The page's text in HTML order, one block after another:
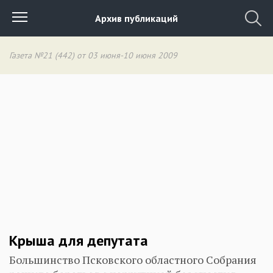
Архив публикаций
Газета №21 (442) от 03 июня-10 июня 2009
Крыша для депутата
Большинство Псковского областного Собрания